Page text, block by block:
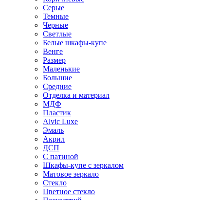
Серые
Темные
Черные
Светлые
Белые шкафы-купе
Венге
Размер
Маленькие
Большие
Средние
Отделка и материал
МДФ
Пластик
Alvic Luxe
Эмаль
Акрил
ДСП
С патиной
Шкафы-купе с зеркалом
Матовое зеркало
Стекло
Цветное стекло